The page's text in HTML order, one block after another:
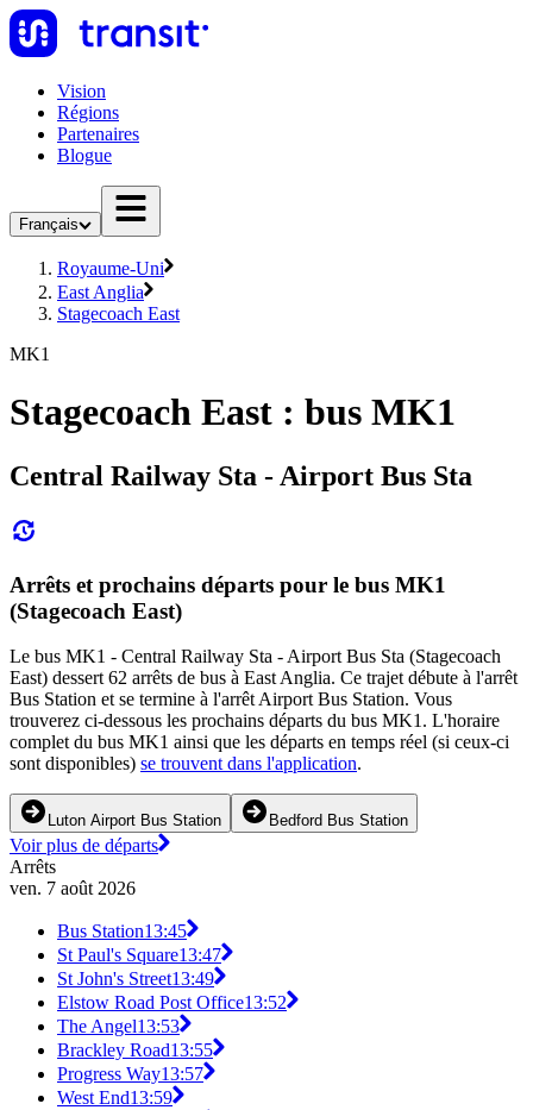
Vision
Régions
Partenaires
Blogue
Français
Royaume-Uni
East Anglia
Stagecoach East
MK1
Stagecoach East : bus MK1
Central Railway Sta - Airport Bus Sta
Arrêts et prochains départs pour le bus MK1
(Stagecoach East)
Le bus MK1 - Central Railway Sta - Airport Bus Sta (Stagecoach
East) dessert 62 arrêts de bus à East Anglia. Ce trajet débute à l'arrêt
Bus Station et se termine à l'arrêt Airport Bus Station. Vous
trouverez ci-dessous les prochains départs du bus MK1. L'horaire
complet du bus MK1 ainsi que les départs en temps réel (si ceux-ci
sont disponibles) se trouvent dans l'application.
Luton Airport Bus Station Bedford Bus Station
Voir plus de départs
Arrêts
ven. 7 août 2026
Bus Station13:45
St Paul's Square13:47
St John's Street13:49
Elstow Road Post Office13:52
The Angel13:53
Brackley Road13:55
Progress Way13:57
West End13:59